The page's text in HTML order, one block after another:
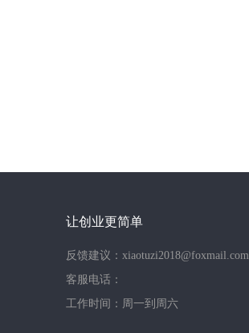
让创业更简单
反馈建议：xiaotuzi2018@foxmail.com
客服电话：
工作时间：周一到周六